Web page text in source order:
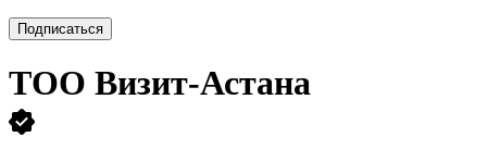
Подписаться
ТОО Визит-Астана